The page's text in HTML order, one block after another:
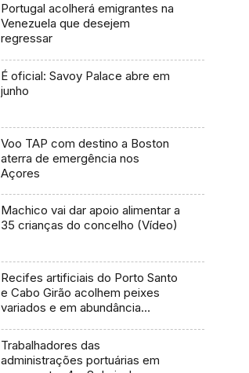
Portugal acolherá emigrantes na
Venezuela que desejem
regressar
É oficial: Savoy Palace abre em
junho
Voo TAP com destino a Boston
aterra de emergência nos
Açores
Machico vai dar apoio alimentar a
35 crianças do concelho (Vídeo)
Recifes artificiais do Porto Santo
e Cabo Girão acolhem peixes
variados e em abundância
Trabalhadores das
administrações portuárias em